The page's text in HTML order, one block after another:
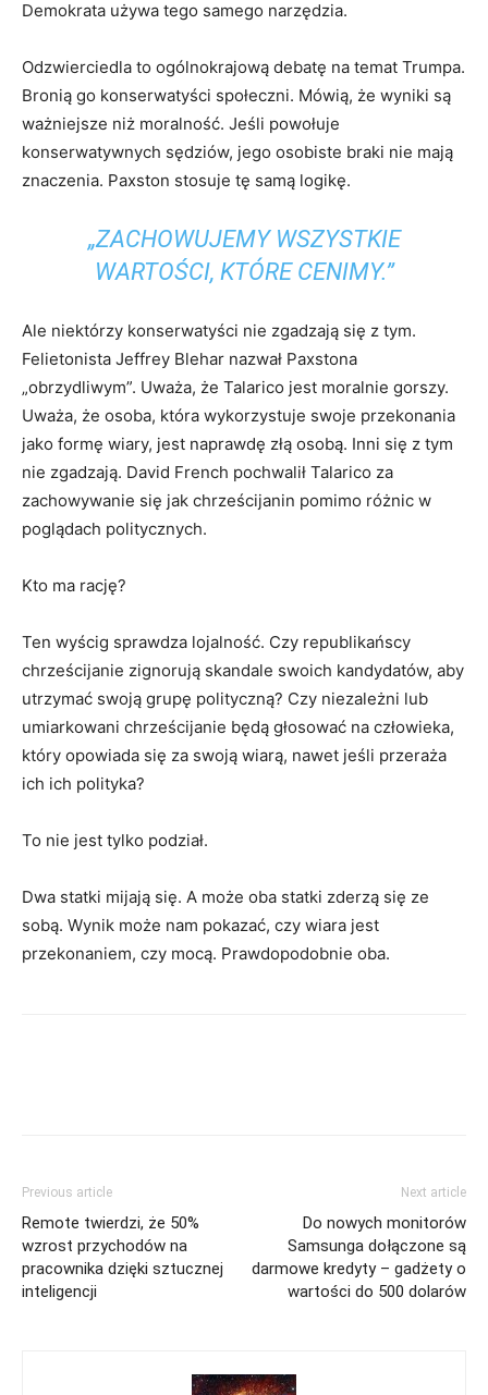
Demokrata używa tego samego narzędzia.
Odzwierciedla to ogólnokrajową debatę na temat Trumpa.
Bronią go konserwatyści społeczni. Mówią, że wyniki są
ważniejsze niż moralność. Jeśli powołuje
konserwatywnych sędziów, jego osobiste braki nie mają
znaczenia. Paxston stosuje tę samą logikę.
„ZACHOWUJEMY WSZYSTKIE
WARTOŚCI, KTÓRE CENIMY.”
Ale niektórzy konserwatyści nie zgadzają się z tym.
Felietonista Jeffrey Blehar nazwał Paxstona
„obrzydliwym”. Uważa, że ​​Talarico jest moralnie gorszy.
Uważa, że ​​osoba, która wykorzystuje swoje przekonania
jako formę wiary, jest naprawdę złą osobą. Inni się z tym
nie zgadzają. David French pochwalił Talarico za
zachowywanie się jak chrześcijanin pomimo różnic w
poglądach politycznych.
Kto ma rację?
Ten wyścig sprawdza lojalność. Czy republikańscy
chrześcijanie zignorują skandale swoich kandydatów, aby
utrzymać swoją grupę polityczną? Czy niezależni lub
umiarkowani chrześcijanie będą głosować na człowieka,
który opowiada się za swoją wiarą, nawet jeśli przeraża
ich ich polityka?
To nie jest tylko podział.
Dwa statki mijają się. A może oba statki zderzą się ze
sobą. Wynik może nam pokazać, czy wiara jest
przekonaniem, czy mocą. Prawdopodobnie oba.
Previous article
Remote twierdzi, że 50%
wzrost przychodów na
pracownika dzięki sztucznej
inteligencji
Next article
Do nowych monitorów
Samsunga dołączone są
darmowe kredyty – gadżety o
wartości do 500 dolarów